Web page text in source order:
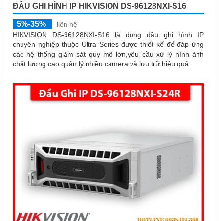
ĐẦU GHI HÌNH IP HIKVISION DS-96128NXI-S16
5%-35%
liên hệ
HIKVISION DS‑96128NXI‑S16 là dòng đầu ghi hình IP
chuyên nghiệp thuộc Ultra Series được thiết kế để đáp ứng
các hệ thống giám sát quy mô lớn,yêu cầu xử lý hình ảnh
chất lượng cao quản lý nhiều camera và lưu trữ hiệu quả